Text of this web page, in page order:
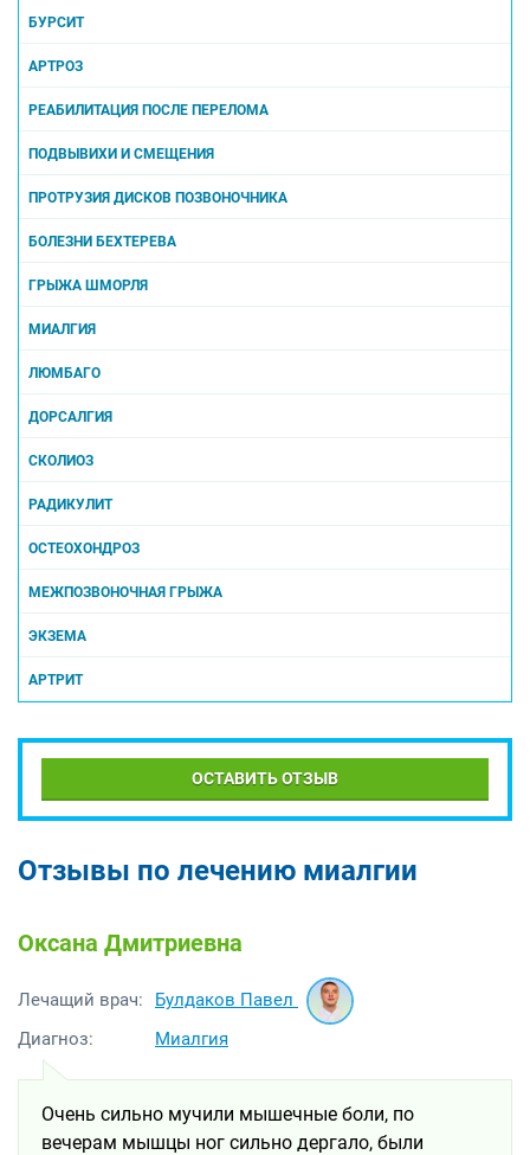
БУРСИТ
АРТРОЗ
РЕАБИЛИТАЦИЯ ПОСЛЕ ПЕРЕЛОМА
ПОДВЫВИХИ И СМЕЩЕНИЯ
ПРОТРУЗИЯ ДИСКОВ ПОЗВОНОЧНИКА
БОЛЕЗНИ БЕХТЕРЕВА
ГРЫЖА ШМОРЛЯ
МИАЛГИЯ
ЛЮМБАГО
ДОРСАЛГИЯ
СКОЛИОЗ
РАДИКУЛИТ
ОСТЕОХОНДРОЗ
МЕЖПОЗВОНОЧНАЯ ГРЫЖА
ЭКЗЕМА
АРТРИТ
ОСТАВИТЬ ОТЗЫВ
Отзывы по лечению миалгии
Оксана Дмитриевна
Лечащий врач:
Булдаков Павел
Диагноз:
Миалгия
Очень сильно мучили мышечные боли, по
вечерам мышцы ног сильно дергало, были